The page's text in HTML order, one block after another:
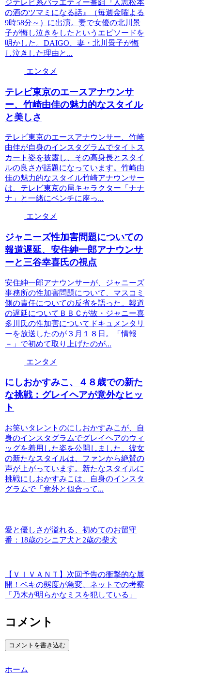
ジテレビ系バラエティー番組『人志松本
の酒のツマミになる話』（毎週金曜よる
9時58分～）に出演。妻で女優の北川景
子が悔し泣きをしたというエピソードを
明かした。DAIGO、妻・北川景子が悔
し泣きした理由と...
エンタメ
テレビ東京のエースアナウンサ
ー、竹崎由佳の魅力的なスタイル
と美しさ
テレビ東京のエースアナウンサー、竹崎
由佳が自身のインスタグラムでタイトス
カート姿を披露し、その高身長とスタイ
ルの良さが話題になっています。竹崎由
佳の魅力的なスタイル竹崎アナウンサー
は、テレビ東京の局キャラクター「ナナ
ナ」と一緒にベンチに座っ...
エンタメ
ジャニーズ性加害問題についての
報道遅延、安住紳一郎アナウンサ
ーと三谷幸喜氏の視点
安住紳一郎アナウンサーが、ジャニーズ
事務所の性加害問題について、マスコミ
側の責任についての反省を語った。報道
の遅延についてＢＢＣが故・ジャニー喜
多川氏の性加害についてドキュメンタリ
ーを放送したのが３月１８日。「情報
－」で初めて取り上げたのが...
エンタメ
にしおかすみこ、４８歳での新た
な挑戦：グレイヘアが意外なヒッ
ト
お笑いタレントのにしおかすみこが、自
身のインスタグラムでグレイヘアのウィ
ッグを着用した姿を公開しました。彼女
の新たなスタイルは、ファンから絶賛の
声が上がっています。新たなスタイルに
挑戦にしおかすみこは、自身のインスタ
グラムで「意外と似合って...
愛と優しさが溢れる、初めてのお留守
番：18歳のシニア犬と2歳の柴犬
【ＶＩＶＡＮＴ】次回予告の衝撃的な展
開！ベキの態度が急変、ネットでの考察
「乃木が明らかなミスを犯している」
コメント
コメントを書き込む
ホーム